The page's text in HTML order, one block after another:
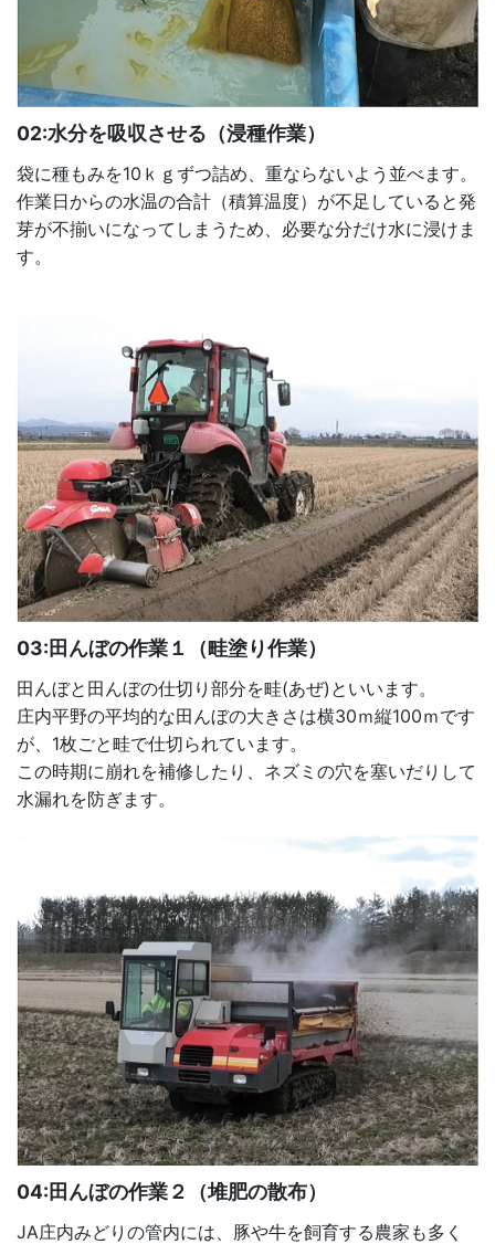
02:水分を吸収させる（浸種作業）
袋に種もみを10ｋｇずつ詰め、重ならないよう並べます。
作業日からの水温の合計（積算温度）が不足していると発
芽が不揃いになってしまうため、必要な分だけ水に浸けま
す。
03:田んぼの作業１（畦塗り作業）
田んぼと田んぼの仕切り部分を畦(あぜ)といいます。
庄内平野の平均的な田んぼの大きさは横30ｍ縦100ｍです
が、1枚ごと畦で仕切られています。
この時期に崩れを補修したり、ネズミの穴を塞いだりして
水漏れを防ぎます。
04:田んぼの作業２（堆肥の散布）
JA庄内みどりの管内には、豚や牛を飼育する農家も多く